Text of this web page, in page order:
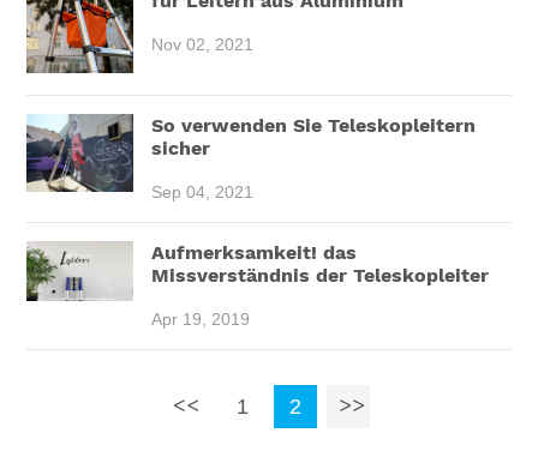
Nov 02, 2021
So verwenden Sie Teleskopleitern
sicher
Sep 04, 2021
Aufmerksamkeit! das
Missverständnis der Teleskopleiter
Apr 19, 2019
1 2